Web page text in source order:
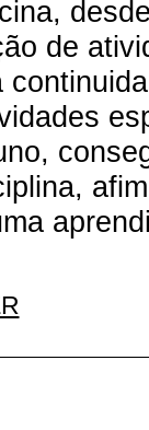
de